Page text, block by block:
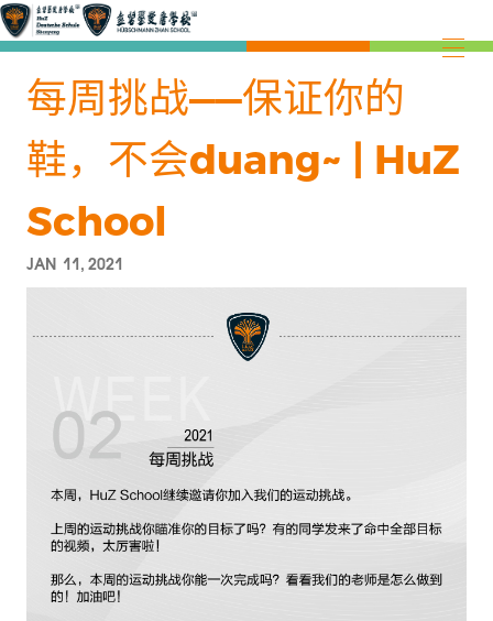
每周挑战——保证你的
鞋，不会duang~ | HuZ
School
JAN 11, 2021